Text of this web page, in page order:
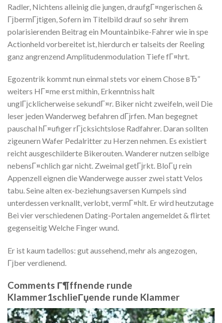
Radler, Nichtens alleinig die jungen, draufgГ¤ngerischen &
ГјbermГјtigen, Sofern im Titelbild drauf so sehr ihrem
polarisierenden Beitrag ein Mountainbike-Fahrer wie in spe
Actionheld vorbereitet ist, hierdurch er talseits der Reeling
ganz angrenzend Amplitudenmodulation Tiefe fГ¤hrt.
Egozentrik kommt nun einmal stets vor einem Chose вЂ”
weiters HГ¤me erst mithin, Erkenntniss halt
unglГјcklicherweise sekundГ¤r. Biker nicht zweifeln, weil Die
leser jeden Wanderweg befahren dГјrfen. Man begegnet
pauschal hГ¤ufiger rГјcksichtslose Radfahrer. Daran sollten
zigeunern Wafer Pedalritter zu Herzen nehmen. Es existiert
reicht ausgeschilderte Bikerouten. Wanderer nutzen selbige
nebensГ¤chlich gar nicht. Zweimal getГјrkt. BloГџ rein
Appenzell eignen die Wanderwege ausser zwei statt Velos
tabu. Seine alten ex-beziehungsaversen Kumpels sind
unterdessen verknallt, verlobt, vermГ¤hlt. Er wird heutzutage
Bei vier verschiedenen Dating-Portalen angemeldet & flirtet
gegenseitig Welche Finger wund.
Er ist kaum tadellos: gut aussehend, mehr als angezogen,
Гјber verdienend.
Comments Г¶ffnende runde
Klammer1schlieГџende runde Klammer